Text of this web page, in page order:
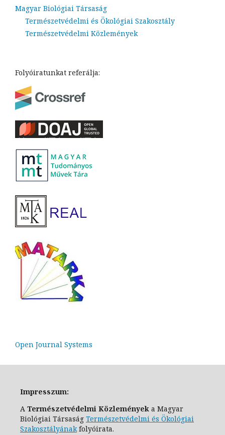
Magyar Biológiai Társaság
Természetvédelmi és Ökológiai Szakosztály
Természetvédelmi Közlemények
Folyóiratunkat referálja:
Open Journal Systems
Impresszum:
A Természetvédelmi Közlemények a Magyar
Biológiai Társaság Természetvédelmi és Ökológiai
Szakosztályánakfolyóirata.